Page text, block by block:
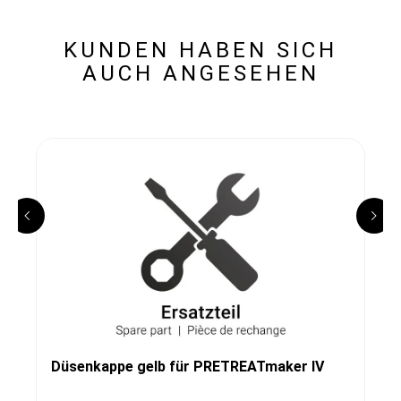
KUNDEN HABEN SICH
AUCH ANGESEHEN
Düsenkappe gelb für PRETREATmaker IV